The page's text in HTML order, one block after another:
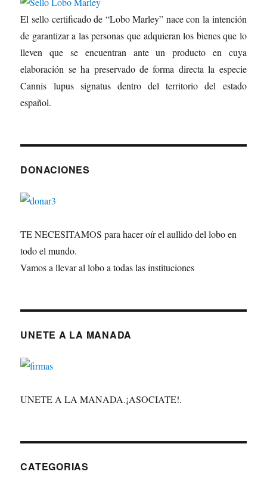
El sello certificado de “Lobo Marley” nace con la intención
de garantizar a las personas que adquieran los bienes que lo
lleven que se encuentran ante un producto en cuya
elaboración se ha preservado de forma directa la especie
Cannis lupus signatus dentro del territorio del estado
español.
DONACIONES
TE NECESITAMOS para hacer oír el aullido del lobo en
todo el mundo.
Vamos a llevar al lobo a todas las instituciones
UNETE A LA MANADA
UNETE A LA MANADA.¡ASOCIATE!.
CATEGORIAS